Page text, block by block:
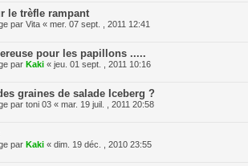
le trèfle rampant
par Vita « mer. 07 sept. , 2011 12:41
pour les papillons .....
par Kaki « jeu. 01 sept. , 2011 10:16
graines de salade Iceberg ?
par toni 03 « mar. 19 juil. , 2011 20:58
par Kaki « dim. 19 déc. , 2010 23:55